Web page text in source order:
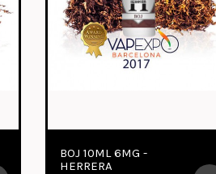
BOJ 10ML 6MG -
HERRERA